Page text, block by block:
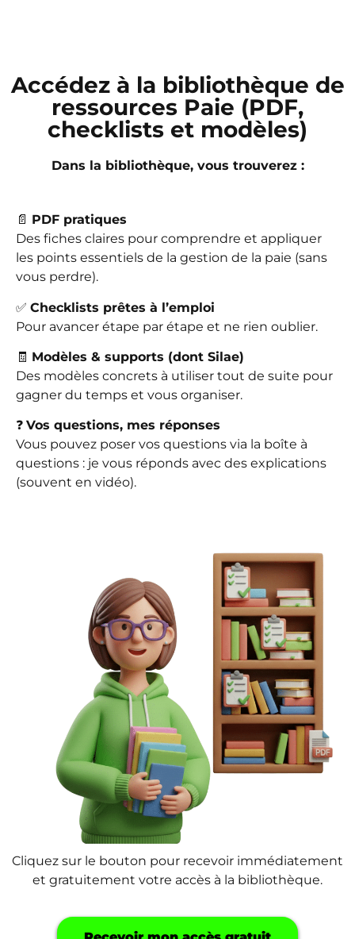
Accédez à la bibliothèque de
ressources Paie (PDF,
checklists et modèles)
Dans la bibliothèque, vous trouverez :
📄 PDF pratiques
Des fiches claires pour comprendre et appliquer
les points essentiels de la gestion de la paie (sans
vous perdre).
✅ Checklists prêtes à l’emploi
Pour avancer étape par étape et ne rien oublier.
🧾 Modèles & supports (dont Silae)
Des modèles concrets à utiliser tout de suite pour
gagner du temps et vous organiser.
❓ Vos questions, mes réponses
Vous pouvez poser vos questions via la boîte à
questions : je vous réponds avec des explications
(souvent en vidéo).
Cliquez sur le bouton pour recevoir immédiatement
et gratuitement votre accès à la bibliothèque.